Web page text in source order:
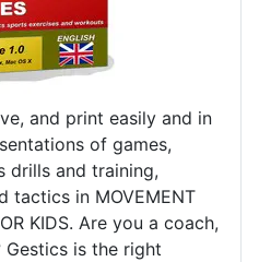
and print easily and in
of games,
drills and training,
tactics in MOVEMENT
KIDS. Are you a coach,
Gestics is the right